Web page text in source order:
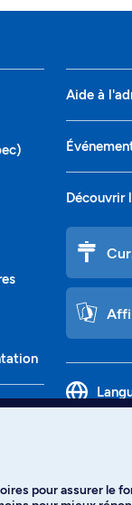
Aide à
Découvrir
pour assurer le